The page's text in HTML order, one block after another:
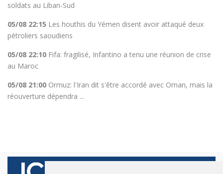
soldats au Liban-Sud
05/08 22:15 Les houthis du Yémen disent avoir attaqué deux
pétroliers saoudiens
05/08 22:10 Fifa: fragilisé, Infantino a tenu une réunion de crise
au Maroc
05/08 21:00 Ormuz: l'Iran dit s'être accordé avec Oman, mais la
réouverture dépendra ...